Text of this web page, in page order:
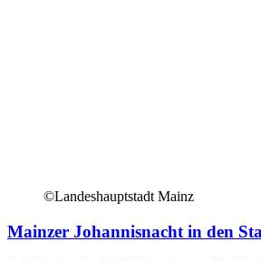
©Landeshauptstadt Mainz
Mainzer Johannisnacht in den